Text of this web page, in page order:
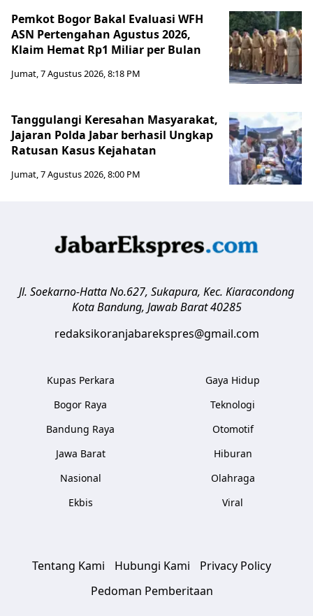
Pemkot Bogor Bakal Evaluasi WFH
ASN Pertengahan Agustus 2026,
Klaim Hemat Rp1 Miliar per Bulan
Jumat, 7 Agustus 2026, 8:18 PM
Tanggulangi Keresahan Masyarakat,
Jajaran Polda Jabar berhasil Ungkap
Ratusan Kasus Kejahatan
Jumat, 7 Agustus 2026, 8:00 PM
Jl. Soekarno-Hatta No.627, Sukapura, Kec. Kiaracondong
Kota Bandung, Jawab Barat 40285
redaksikoranjabarekspres@gmail.com
Kupas Perkara
Bogor Raya
Bandung Raya
Jawa Barat
Nasional
Ekbis
Gaya Hidup
Teknologi
Otomotif
Hiburan
Olahraga
Viral
Tentang Kami Hubungi Kami
Privacy Policy
Pedoman Pemberitaan